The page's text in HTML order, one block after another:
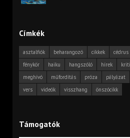
Címkék
asztalfiók beharangozó cikkek cédrus
fénykör
haiku hangszóló hírek
meghívó
műfordítás próza pályázat
vers
videók visszhang önszócikk
Támogatók